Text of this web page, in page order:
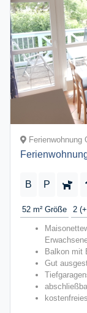
Ferienwohnung
B P
52 m² Größe 2
Balkon mit
Gut